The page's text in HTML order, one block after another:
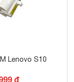
Lenovo S10
đ